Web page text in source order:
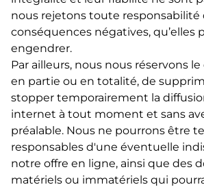
nous rejetons toute responsabilité
conséquences négatives, qu’elles
engendrer.
Par ailleurs, nous nous réservons
en partie ou en totalité, de
stopper temporairement la
internet à tout moment et sans
préalable. Nous ne pourrons être
responsables d'une éventuelle
notre offre en ligne, ainsi que des
matériels ou immatériels qui